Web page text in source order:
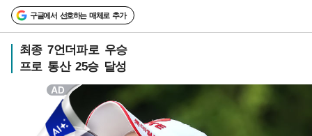
구글에서 선호하는 매체로 추가
최종 7언더파로 우승
프로 통산 25승 달성